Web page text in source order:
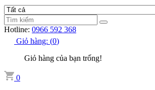
Hotline: 0966 592 368
Giỏ hàng: (0)
Giỏ hàng của bạn trống!
0